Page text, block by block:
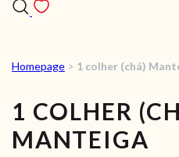
Homepage > 1 colher (chá)
1 COLHER
MANTEIGA